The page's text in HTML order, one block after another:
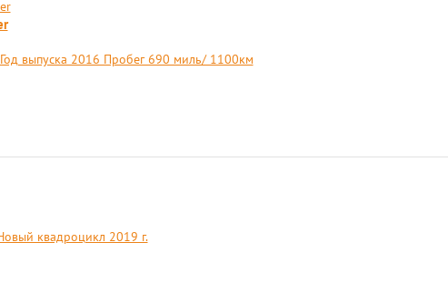
выпуска 2016 Пробег 690 миль/ 1100км
квадроцикл 2019 г.